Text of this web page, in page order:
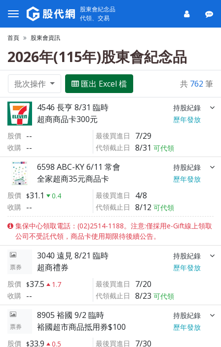
股東會紀念品
代領、交易
首頁 股東會資訊
2026年(115年)股東會紀念品
批次操作 匯出 Excel 檔 共 762 筆
4546 長亨 8/31 臨時 持股紀錄
超商商品卡300元
歷年發放
股價
--
收購 --
最後買進日 7/29
代領截止日 8/31可代領
6598 ABC-KY 6/11 常會 持股紀錄
全家超商35元商品卡
歷年發放
股價
31.1
0.4
收購 --
最後買進日 4/8
代領截止日 8/12可代領
集保中心領取電話：(02)2514-1188。注意:僅採用e-Gift線上領取
公司不受託代領，商品卡使用期限待後續公告。
票券
3040 遠見 8/21 臨時 持股紀錄
超商禮券
歷年發放
股價
37.5
1.7
收購 --
最後買進日 7/20
代領截止日 8/23可代領
票券
8905 裕國 9/2 臨時 持股紀錄
裕國超市商品抵用券$100
歷年發放
股價
33.9
0.5
最後買進日 7/30